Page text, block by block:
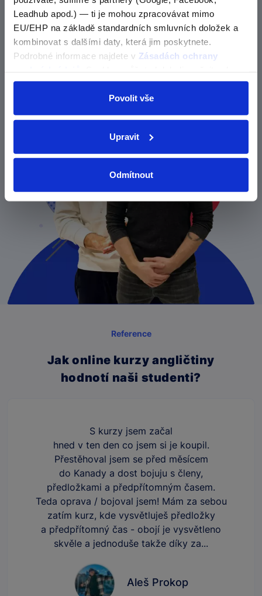
Leadhub apod.) — ti je mohou zpracovávat mimo
EU/EHP na základě standardních smluvních doložek a
kombinovat s dalšími daty, která jim poskytnete.
Podrobné informace najdete v Zásadách ochrany
odvolat v nastavení cookies, případně se obrátit na
Povolit vše
Upravit
Odmítnout
Zjisti o nás více
Reference
Jak online kurzy angličtiny
hodnotí naši studenti?
S kurzy jsem začal
hned v ten den co jsem si je koupil.
Přestěhoval jsem se před měsícem
do Kanady a dost bojuju s členy,
předložkami a předpřítomným časem.
Teda oprava / bojoval jsem! Mám za sebou
zatím kurz, kde vysvětluješ předložky
a předpřítomný čas - obojí je vysvětleno
skvěle a jednoduše takže díky za...
Aleš Prokop
Kategorie nebyla nalezena